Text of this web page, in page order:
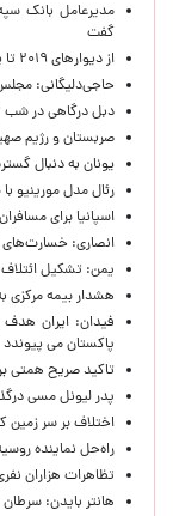
مدیرعامل بانک
گفت
از دیوارهای ۲۰۱۹ تا پیمان مکه
حاجی‌دلیگانی:
دبل درگاهی در شب
صربستان و رژیم
یونان به دنبال
رئال مدل مورینیو
اسپانیا برای
انصاری:
یمن: تشکیل
هشدار بیمه مرکزی به ۸ شرکت بیمه‌ای؛ اصلاح نکنید، تعلیق
فیدان: ایران
پاکستان می پیوندد
تاکید صریح همتی
پدر لیونل مسی
اختلاف بر سر زمین
راه‌حل نماینده
تظاهرات هزاران
هانتر بایدن: